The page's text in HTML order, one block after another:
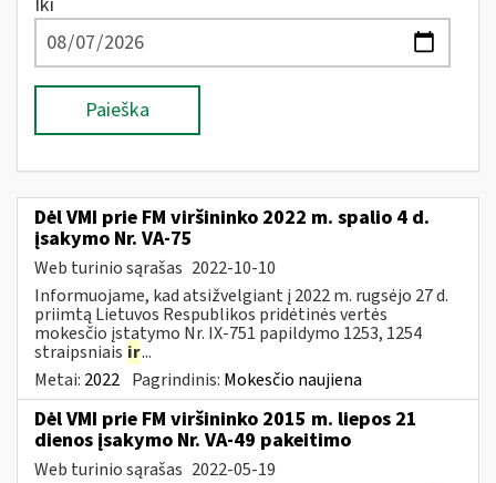
Paieška
Dėl VMI prie FM viršininko 2022 m. spalio 4 d.
įsakymo Nr. VA-75
Web turinio sąrašas 2022-10-10
Informuojame, kad atsižvelgiant į 2022 m. rugsėjo 27 d.
priimtą Lietuvos Respublikos pridėtinės vertės
mokesčio įstatymo Nr. IX-751 papildymo 1253, 1254
straipsniais ir...
Metai: 2022 Pagrindinis: Mokesčio naujiena
Dėl VMI prie FM viršininko 2015 m. liepos 21
dienos įsakymo Nr. VA-49 pakeitimo
Web turinio sąrašas 2022-05-19